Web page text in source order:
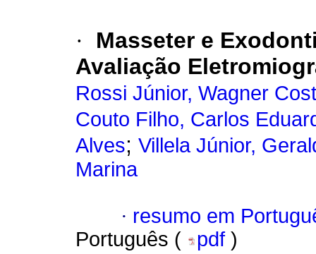
·
Masseter e
Avaliação
Rossi Júnior, Wagner
Couto Filho, Carlos
Alves; Villela Júnior,
Marina
· resumo em
Português (
pdf )